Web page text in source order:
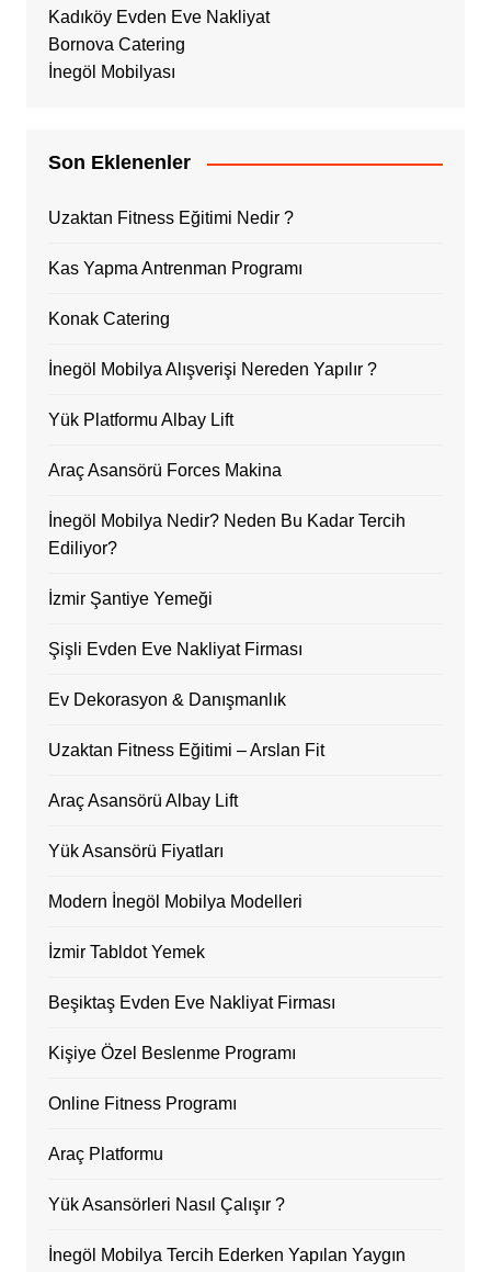
Kadıköy Evden Eve Nakliyat
Bornova Catering
İnegöl Mobilyası
Son Eklenenler
Uzaktan Fitness Eğitimi Nedir ?
Kas Yapma Antrenman Programı
Konak Catering
İnegöl Mobilya Alışverişi Nereden Yapılır ?
Yük Platformu Albay Lift
Araç Asansörü Forces Makina
İnegöl Mobilya Nedir? Neden Bu Kadar Tercih
Ediliyor?
İzmir Şantiye Yemeği
Şişli Evden Eve Nakliyat Firması
Ev Dekorasyon & Danışmanlık
Uzaktan Fitness Eğitimi – Arslan Fit
Araç Asansörü Albay Lift
Yük Asansörü Fiyatları
Modern İnegöl Mobilya Modelleri
İzmir Tabldot Yemek
Beşiktaş Evden Eve Nakliyat Firması
Kişiye Özel Beslenme Programı
Online Fitness Programı
Araç Platformu
Yük Asansörleri Nasıl Çalışır ?
İnegöl Mobilya Tercih Ederken Yapılan Yaygın